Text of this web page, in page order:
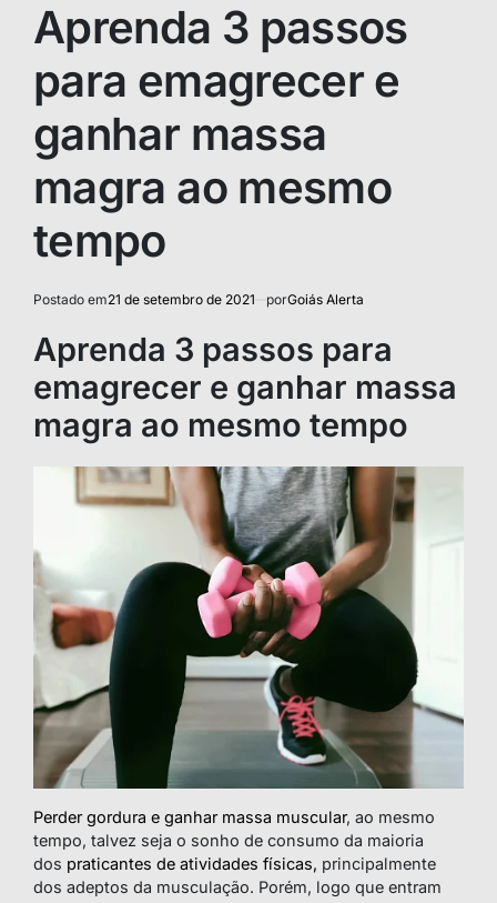
Aprenda 3 passos
para emagrecer e
ganhar massa
magra ao mesmo
tempo
Postado em21 de setembro de 2021 porGoiás Alerta
Aprenda 3 passos para
emagrecer e ganhar massa
magra ao mesmo tempo
Perder gordura e ganhar massa muscular, ao mesmo
tempo, talvez seja o sonho de consumo da maioria
dos praticantes de atividades físicas, principalmente
dos adeptos da musculação. Porém, logo que entram